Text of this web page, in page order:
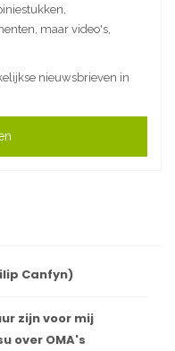
maar video's,
nieuwsbrieven in
Canfyn)
zijn voor mij
over OMA's